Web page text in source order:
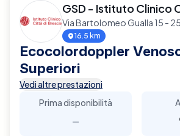
GSD - Istituto Clinico
Via Bartolomeo Gualla 15 -
16.5 km
Ecocolordoppler
Superiori
Vedi altre prestazioni
Prima disponibilità
-